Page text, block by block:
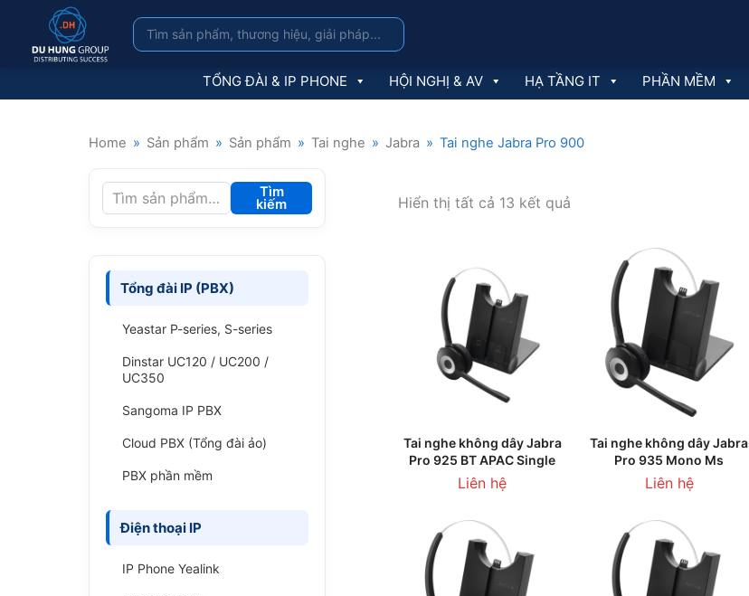
TỔNG ĐÀI & IP PHONE HỘI NGHỊ & AV HẠ TẦNG IT PHẦN MỀM
Home » Sản phẩm » Sản phẩm » Tai nghe » Jabra » Tai nghe Jabra Pro 900
Hiển thị tất cả 13 kết quả
THÊM VÀO GIỎ HÀNG
Tai nghe không dây Jabra
Pro 925 BT APAC Single
Liên hệ
LIÊN HỆ
Tai nghe không dây Jabra
Pro 935 Mono Ms
Liên hệ
Tìm
kiếm
Tổng đài IP (PBX)
Yeastar P-series, S-series
Dinstar UC120 / UC200 /
UC350
Sangoma IP PBX
Cloud PBX (Tổng đài ảo)
PBX phần mềm
Điện thoại IP
IP Phone Yealink